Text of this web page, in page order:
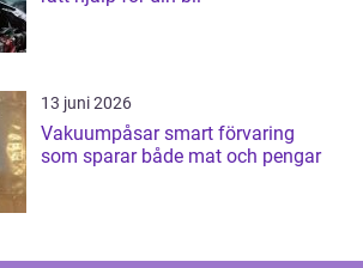
13 juni 2026
Vakuumpåsar smart förvaring
som sparar både mat och pengar